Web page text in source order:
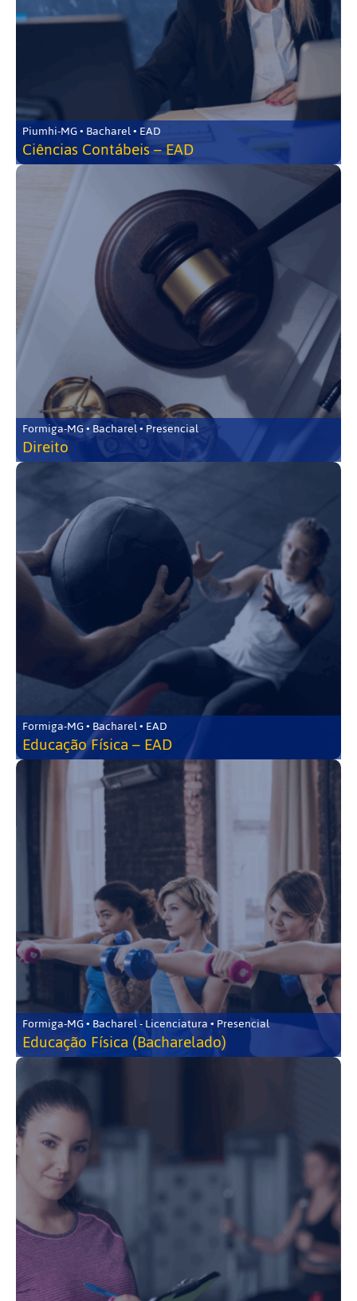
Piumhi-MG • Bacharel • EAD
Ciências Contábeis – EAD
Formiga-MG • Bacharel • Presencial
Direito
Formiga-MG • Bacharel • EAD
Educação Física – EAD
Formiga-MG • Bacharel - Licenciatura • Presencial
Educação Física (Bacharelado)